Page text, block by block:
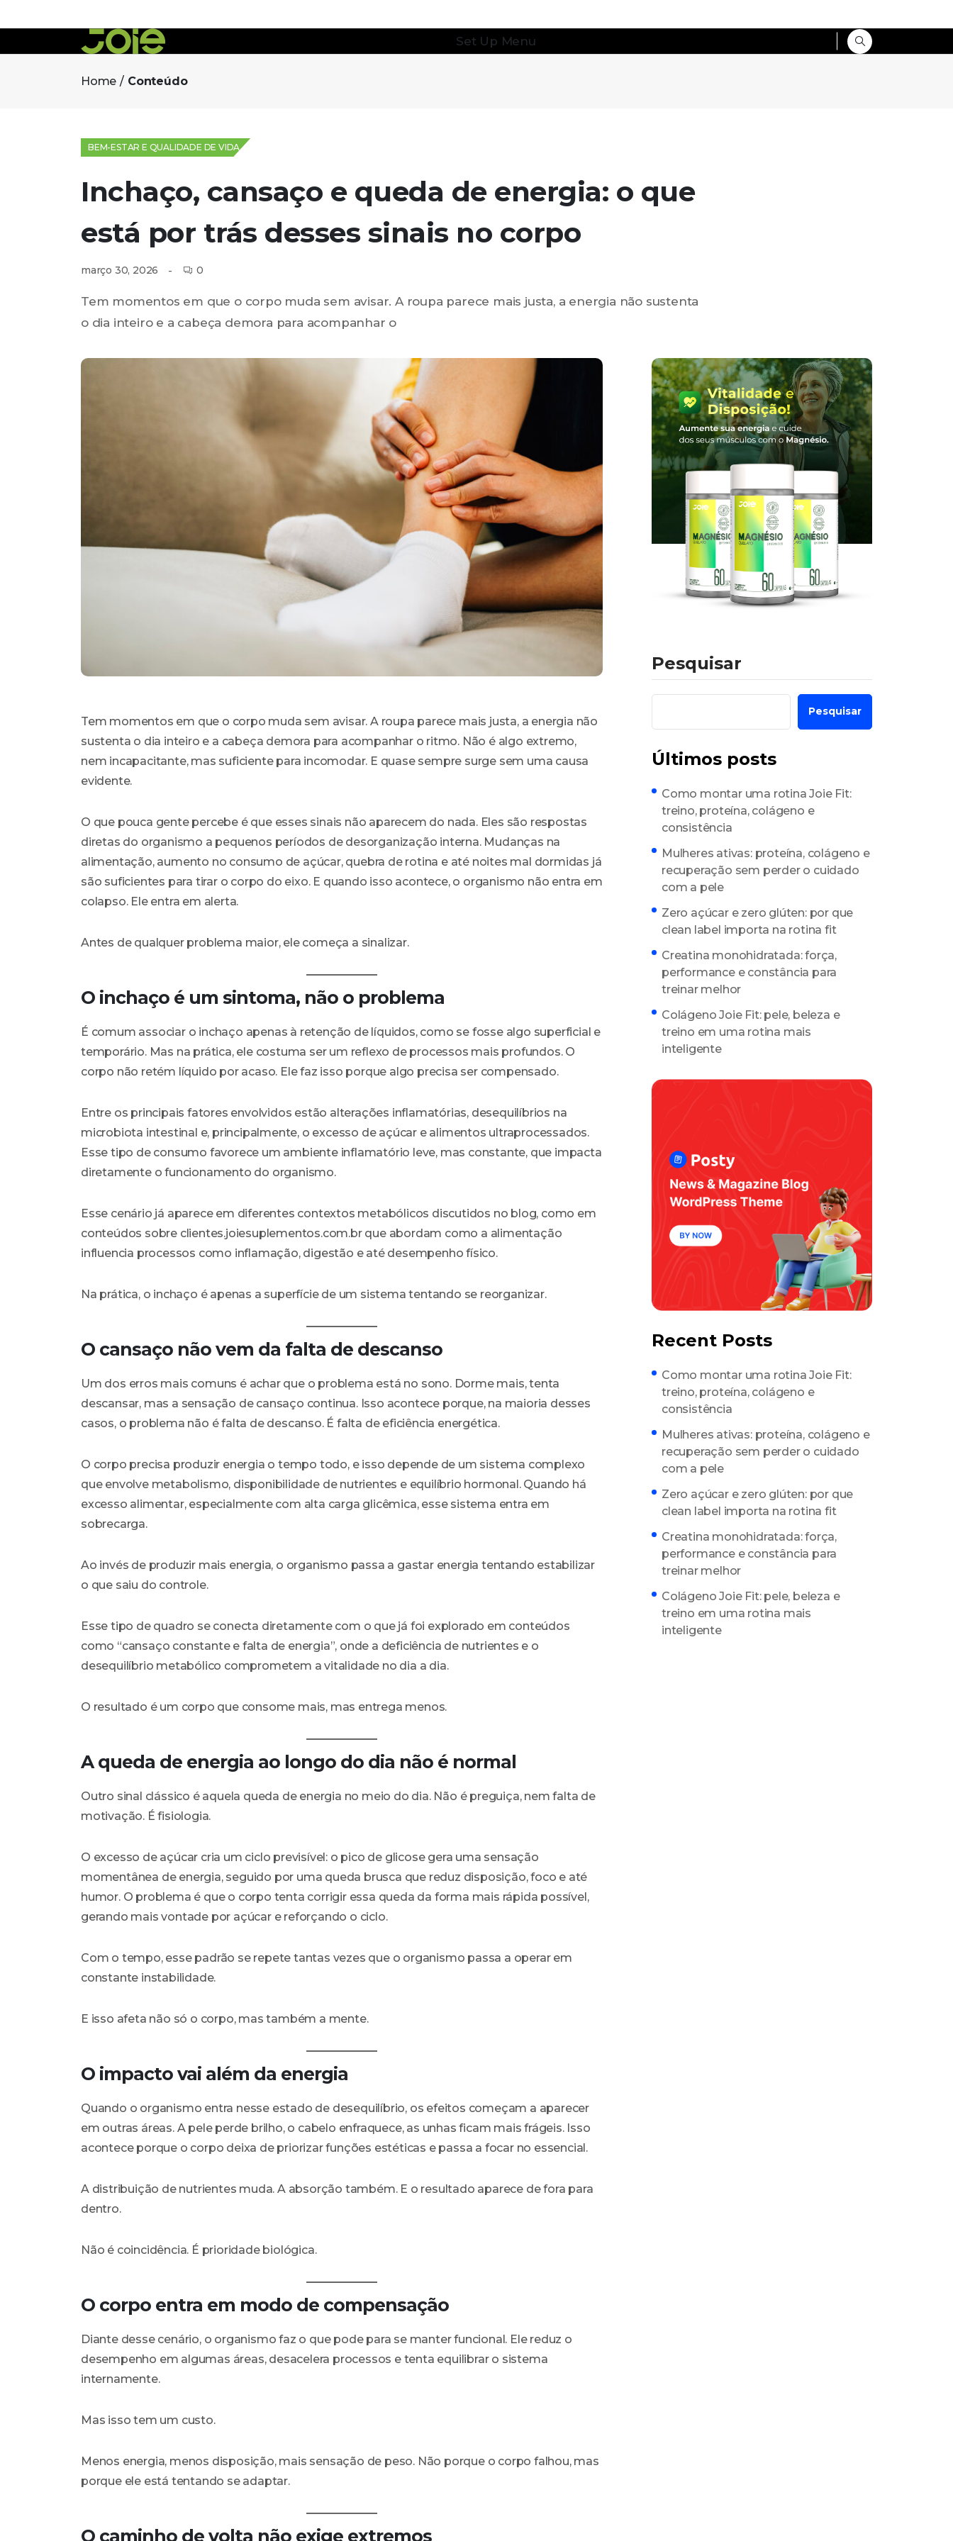
Set Up Menu
Home Conteúdo
BEM-ESTAR E QUALIDADE DE VIDA
Inchaço, cansaço e queda de energia: o que
está por trás desses sinais no corpo
março 30, 2026 0
Tem momentos em que o corpo muda sem avisar. A roupa parece mais justa, a energia não sustenta
o dia inteiro e a cabeça demora para acompanhar o
Tem momentos em que o corpo muda sem avisar. A roupa parece mais justa, a energia não
sustenta o dia inteiro e a cabeça demora para acompanhar o ritmo. Não é algo extremo,
nem incapacitante, mas suficiente para incomodar. E quase sempre surge sem uma causa
evidente.
O que pouca gente percebe é que esses sinais não aparecem do nada. Eles são respostas
diretas do organismo a pequenos períodos de desorganização interna. Mudanças na
alimentação, aumento no consumo de açúcar, quebra de rotina e até noites mal dormidas já
são suficientes para tirar o corpo do eixo. E quando isso acontece, o organismo não entra em
colapso. Ele entra em alerta.
Antes de qualquer problema maior, ele começa a sinalizar.
O inchaço é um sintoma, não o problema
É comum associar o inchaço apenas à retenção de líquidos, como se fosse algo superficial e
temporário. Mas na prática, ele costuma ser um reflexo de processos mais profundos. O
corpo não retém líquido por acaso. Ele faz isso porque algo precisa ser compensado.
Entre os principais fatores envolvidos estão alterações inflamatórias, desequilíbrios na
microbiota intestinal e, principalmente, o excesso de açúcar e alimentos ultraprocessados.
Esse tipo de consumo favorece um ambiente inflamatório leve, mas constante, que impacta
diretamente o funcionamento do organismo.
Esse cenário já aparece em diferentes contextos metabólicos discutidos no blog, como em
conteúdos sobre clientes.joiesuplementos.com.br que abordam como a alimentação
influencia processos como inflamação, digestão e até desempenho físico.
Na prática, o inchaço é apenas a superfície de um sistema tentando se reorganizar.
O cansaço não vem da falta de descanso
Um dos erros mais comuns é achar que o problema está no sono. Dorme mais, tenta
descansar, mas a sensação de cansaço continua. Isso acontece porque, na maioria desses
casos, o problema não é falta de descanso. É falta de eficiência energética.
O corpo precisa produzir energia o tempo todo, e isso depende de um sistema complexo
que envolve metabolismo, disponibilidade de nutrientes e equilíbrio hormonal. Quando há
excesso alimentar, especialmente com alta carga glicêmica, esse sistema entra em
sobrecarga.
Ao invés de produzir mais energia, o organismo passa a gastar energia tentando estabilizar
o que saiu do controle.
Esse tipo de quadro se conecta diretamente com o que já foi explorado em conteúdos
como “cansaço constante e falta de energia”, onde a deficiência de nutrientes e o
desequilíbrio metabólico comprometem a vitalidade no dia a dia.
O resultado é um corpo que consome mais, mas entrega menos.
A queda de energia ao longo do dia não é normal
Outro sinal clássico é aquela queda de energia no meio do dia. Não é preguiça, nem falta de
motivação. É fisiologia.
O excesso de açúcar cria um ciclo previsível: o pico de glicose gera uma sensação
momentânea de energia, seguido por uma queda brusca que reduz disposição, foco e até
humor. O problema é que o corpo tenta corrigir essa queda da forma mais rápida possível,
gerando mais vontade por açúcar e reforçando o ciclo.
Com o tempo, esse padrão se repete tantas vezes que o organismo passa a operar em
constante instabilidade.
E isso afeta não só o corpo, mas também a mente.
O impacto vai além da energia
Quando o organismo entra nesse estado de desequilíbrio, os efeitos começam a aparecer
em outras áreas. A pele perde brilho, o cabelo enfraquece, as unhas ficam mais frágeis. Isso
acontece porque o corpo deixa de priorizar funções estéticas e passa a focar no essencial.
A distribuição de nutrientes muda. A absorção também. E o resultado aparece de fora para
dentro.
Não é coincidência. É prioridade biológica.
O corpo entra em modo de compensação
Diante desse cenário, o organismo faz o que pode para se manter funcional. Ele reduz o
desempenho em algumas áreas, desacelera processos e tenta equilibrar o sistema
internamente.
Mas isso tem um custo.
Menos energia, menos disposição, mais sensação de peso. Não porque o corpo falhou, mas
porque ele está tentando se adaptar.
O caminho de volta não exige extremos
Pesquisar
Pesquisar
Últimos posts
Como montar uma rotina Joie Fit:
treino, proteína, colágeno e
consistência
Mulheres ativas: proteína, colágeno e
recuperação sem perder o cuidado
com a pele
Zero açúcar e zero glúten: por que
clean label importa na rotina fit
Creatina monohidratada: força,
performance e constância para
treinar melhor
Colágeno Joie Fit: pele, beleza e
treino em uma rotina mais
inteligente
Recent Posts
Como montar uma rotina Joie Fit:
treino, proteína, colágeno e
consistência
Mulheres ativas: proteína, colágeno e
recuperação sem perder o cuidado
com a pele
Zero açúcar e zero glúten: por que
clean label importa na rotina fit
Creatina monohidratada: força,
performance e constância para
treinar melhor
Colágeno Joie Fit: pele, beleza e
treino em uma rotina mais
inteligente